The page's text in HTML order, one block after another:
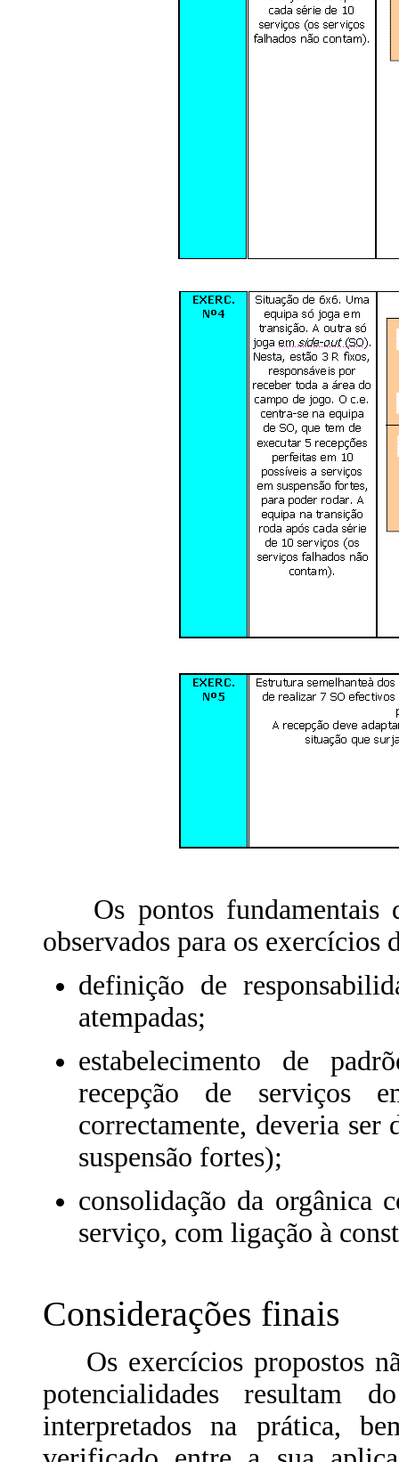
Os pontos fundamentais
observados para os exercícios
definição de
atempadas;
estabelecimento de
recepção de serviços
correctamente, deveria
suspensão fortes);
consolidação da orgânica
serviço, com ligação à
Considerações finais
Os exercícios propostos
potencialidades resultam
interpretados na prática,